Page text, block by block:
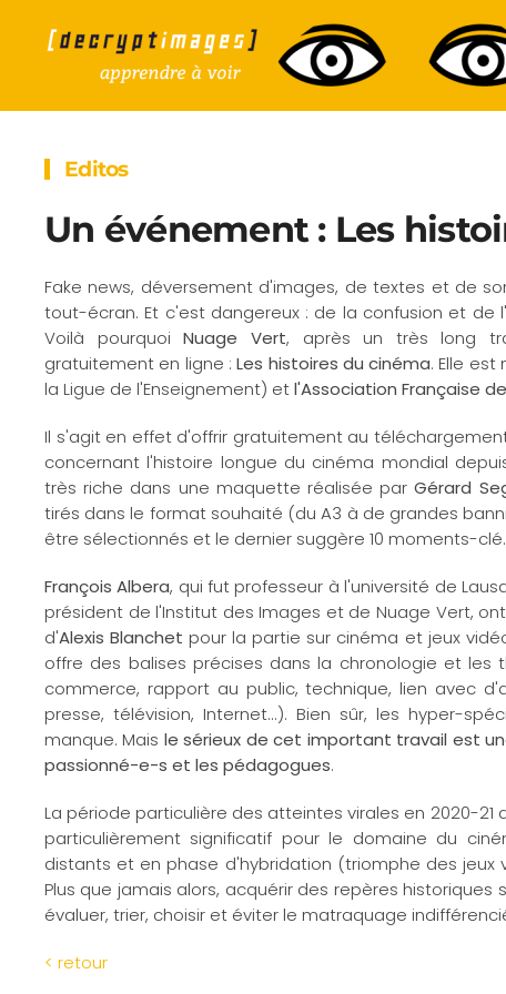
Accéder au contenu principal
Editos
Un événement : Les
Fake news, déversement d'images, de textes et de
tout-écran. Et c'est dangereux : de la confusion et de
Voilà pourquoiNuage Vert, après un très long
gratuitement en ligne :Les histoires du cinéma. Elle
la Ligue de l'Enseignement) etl'Association Française
Il s'agit en effet d'offrir gratuitement au
concernant l'histoire longue du cinéma mondial
très riche dans une maquette réalisée parGérard
tirés dans le format souhaité (du A3 à de grandes
être sélectionnés et le dernier suggère 10 moments-
François Albera, qui fut professeur à l'université de
président de l'Institut des Images et de Nuage Vert,
d'Alexis Blanchet pour la partie sur cinéma et jeux
offre des balises précises dans la chronologie et
commerce, rapport au public, technique, lien avec
presse, télévision, Internet...). Bien sûr, les hyper-
manque. Mais le sérieux de cet important travail est
passionné-e-s et les pédagogues.
La période particulière des atteintes virales en 2020-
particulièrement significatif pour le domaine du
distants et en phase d'hybridation (triomphe des jeux
Plus que jamais alors, acquérir des repères
évaluer, trier, choisir et éviter le matraquage
< retour